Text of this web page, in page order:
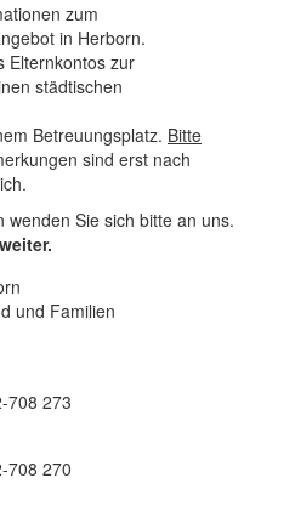
zum
in Herborn.
Elternkontos zur
städtischen
Betreuungsplatz. Bitte
sind erst nach
Sie sich bitte an uns.
und Familien
708 273
708 270